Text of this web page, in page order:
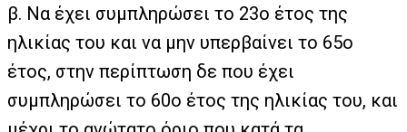
β. Να έχει συμπληρώσει το 23ο έτος της
ηλικίας του και να μην υπερβαίνει το 65ο
έτος, στην περίπτωση δε που έχει
συμπληρώσει το 60ο έτος της ηλικίας του, και